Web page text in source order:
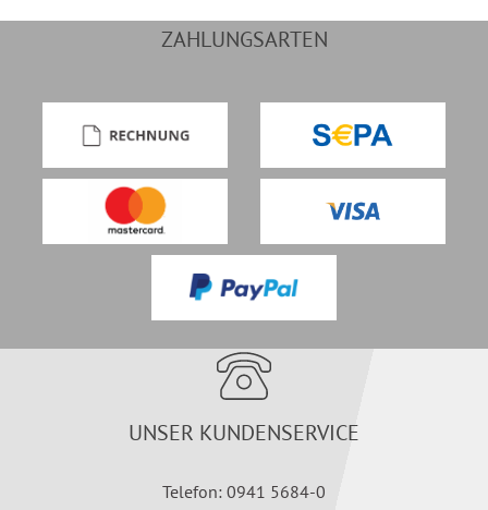
ZAHLUNGSARTEN
UNSER KUNDENSERVICE
Telefon: 0941 5684-0